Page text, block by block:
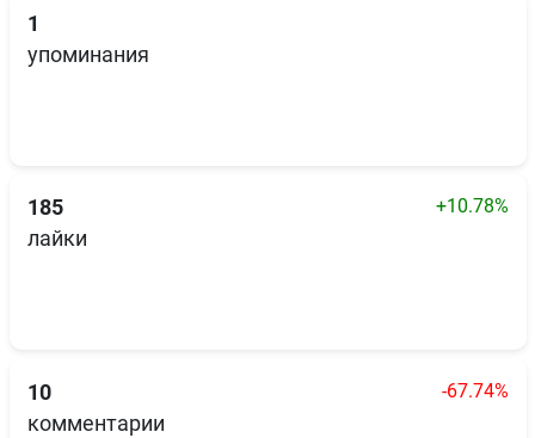
1
упоминания
185 +10.78%
лайки
10 -67.74%
комментарии